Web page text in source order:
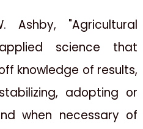
"Agricultural
science that
knowledge of results,
adopting or
when necessary of